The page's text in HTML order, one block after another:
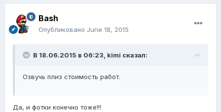
Bash
Опубликовано June 18, 2015
В 18.06.2015 в 06:23, kimi сказал:
Озвучь плиз стоимость работ.
Да, и фотки конечно тоже!!!